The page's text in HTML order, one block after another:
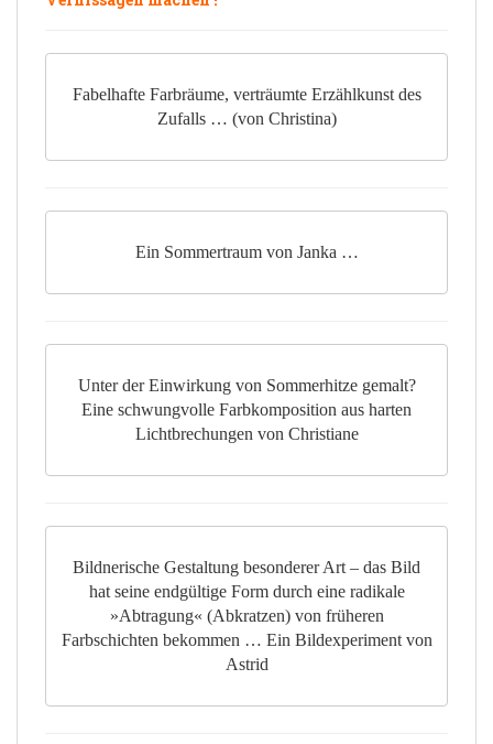
Fabelhafte Farbräume, verträumte Erzählkunst des
Zufalls … (von Christina)
Ein Sommertraum von Janka …
Unter der Einwirkung von Sommerhitze gemalt?
Eine schwungvolle Farbkomposition aus harten
Lichtbrechungen von Christiane
Bildnerische Gestaltung besonderer Art – das Bild
hat seine endgültige Form durch eine radikale
»Abtragung« (Abkratzen) von früheren
Farbschichten bekommen … Ein Bildexperiment von
Astrid